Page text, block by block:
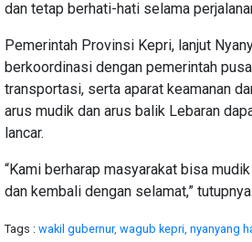
dan tetap berhati-hati selama
Pemerintah Provinsi Kepri, lanjut
berkoordinasi dengan pemerintah
transportasi, serta aparat keamanan
arus mudik dan arus balik Lebaran
lancar.
“Kami berharap masyarakat bisa
dan kembali dengan selamat,”
Tags : wakil gubernur, wagub kepri, nyanyang